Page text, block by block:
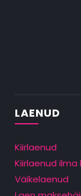
LAENUD
Kiirlaenud
Kiirlaenud
Väikelaenud